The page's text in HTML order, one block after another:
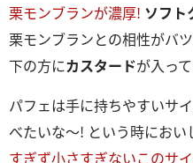
栗モンブランが濃厚! ソフト
栗モンブランとの相性がバ
下の方にカスタードが入っ
パフェは手に持ちやすいサ
べたいな～! という時におい
すぎず小さすぎないこのサ